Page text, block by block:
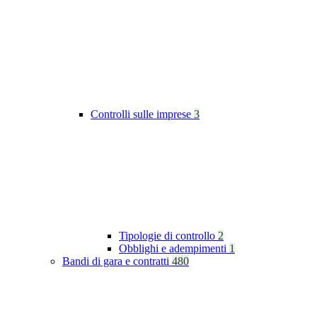
Controlli sulle imprese 3
Tipologie di controllo 2
Obblighi e adempimenti 1
Bandi di gara e contratti 480